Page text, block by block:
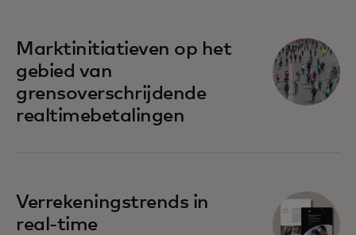
Marktinitiatieven op het
gebied van
grensoverschrijdende
realtimebetalingen
Verrekeningstrends in
real-time